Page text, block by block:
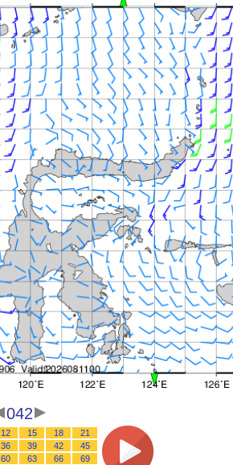
042
12 15 18
21
36 39 42
45
60 63 66
69